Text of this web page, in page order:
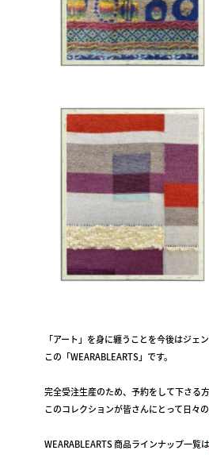
「アート」を身に纏うことを今後はジェ
この「WEARABLEARTS」です。
完全受注生産のため、予約をして下さる
このコレクションが皆さんにとって日々
WEARABLEARTS商品ラインナップ一覧は